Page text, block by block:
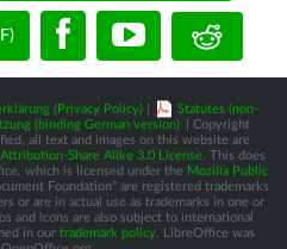
(Privacy Policy)
Statutes (non-
(binding German version)
| Copyright
all text and images on this website are
Share Alike 3.0 License. This does
which is licensed under the Mozilla Public
Foundation” are registered trademarks
or are in actual use as trademarks in one or
and icons are also subject to international
in our trademark policy. LibreOffice was